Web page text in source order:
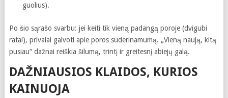
guolius).
Po šio sąrašo svarbu: jei keiti tik vieną padangą poroje (dvigubi
ratai), privalai galvoti apie poros suderinamumą. „Vieną naują, kitą
pusiau“ dažnai reiškia šilumą, trintį ir greitesnį abiejų galą.
DAŽNIAUSIOS KLAIDOS, KURIOS
KAINUOJA